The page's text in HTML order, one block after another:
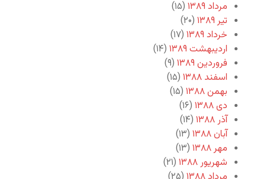
مرداد ۱۳۸۹
(۱۵)
تیر ۱۳۸۹
(۲۰)
خرداد ۱۳۸۹
(۱۷)
اردیبهشت ۱۳۸۹
(۱۴)
فروردین ۱۳۸۹
(۹)
اسفند ۱۳۸۸
(۱۵)
بهمن ۱۳۸۸
(۱۵)
دی ۱۳۸۸
(۱۶)
آذر ۱۳۸۸
(۱۴)
آبان ۱۳۸۸
(۱۳)
مهر ۱۳۸۸
(۱۳)
شهریور ۱۳۸۸
(۲۱)